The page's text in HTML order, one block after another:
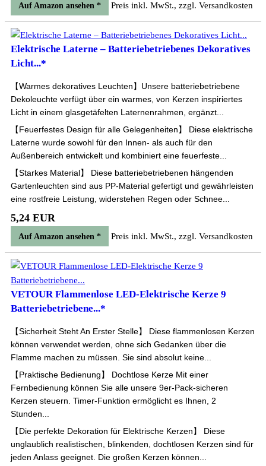
Auf Amazon ansehen * Preis inkl. MwSt., zzgl. Versandkosten
Elektrische Laterne – Batteriebetriebenes Dekoratives
Licht...*
【Warmes dekoratives Leuchten】Unsere batteriebetriebene
Dekoleuchte verfügt über ein warmes, von Kerzen inspiriertes
Licht in einem glasgetäfelten Laternenrahmen, ergänzt...
【Feuerfestes Design für alle Gelegenheiten】 Diese elektrische
Laterne wurde sowohl für den Innen- als auch für den
Außenbereich entwickelt und kombiniert eine feuerfeste...
【Starkes Material】 Diese batteriebetriebenen hängenden
Gartenleuchten sind aus PP-Material gefertigt und gewährleisten
eine rostfreie Leistung, widerstehen Regen oder Schnee...
5,24 EUR
Auf Amazon ansehen * Preis inkl. MwSt., zzgl. Versandkosten
VETOUR Flammenlose LED-Elektrische Kerze 9
Batteriebetriebene...*
【Sicherheit Steht An Erster Stelle】 Diese flammenlosen Kerzen
können verwendet werden, ohne sich Gedanken über die
Flamme machen zu müssen. Sie sind absolut keine...
【Praktische Bedienung】 Dochtlose Kerze Mit einer
Fernbedienung können Sie alle unsere 9er-Pack-sicheren
Kerzen steuern. Timer-Funktion ermöglicht es Ihnen, 2
Stunden...
【Die perfekte Dekoration für Elektrische Kerzen】 Diese
unglaublich realistischen, blinkenden, dochtlosen Kerzen sind für
jeden Anlass geeignet. Die großen Kerzen können...